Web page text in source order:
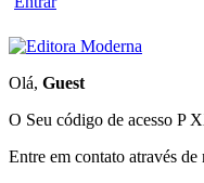
Olá, Guest
O Seu código de acesso P
Entre em contato através de